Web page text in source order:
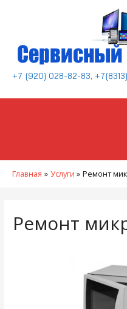
+7 (920) 028-82-83,
Главная Услуги Ремонт
Ремонт